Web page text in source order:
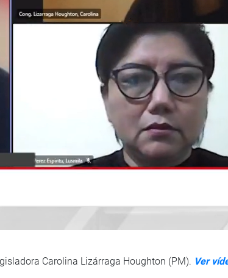
Carolina Lizárraga Houghton (PM). Ver